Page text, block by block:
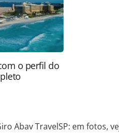
o perfil do
Abav TravelSP: em fotos,